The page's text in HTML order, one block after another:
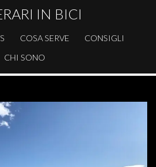
IN BICI
COSA SERVE
CONSIGLI
CHI SONO